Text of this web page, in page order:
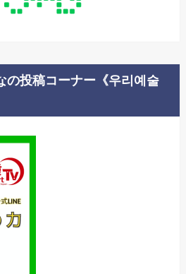
の投稿コーナー《우리예술